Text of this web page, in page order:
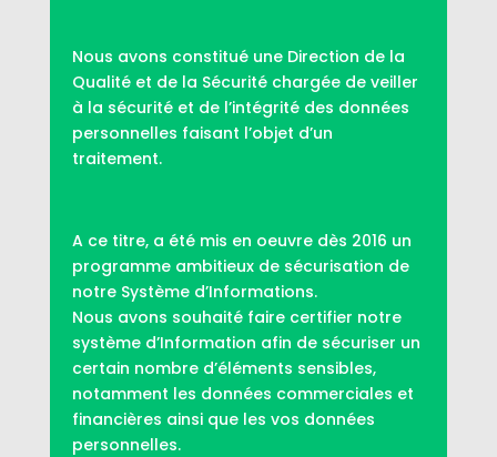
Nous avons constitué une Direction de la
Qualité et de la Sécurité chargée de veiller
à la sécurité et de l’intégrité des données
personnelles faisant l’objet d’un
traitement.
A ce titre, a été mis en oeuvre dès 2016 un
programme ambitieux de sécurisation de
notre Système d’Informations.
Nous avons souhaité faire certifier notre
système d’Information afin de sécuriser un
certain nombre d’éléments sensibles,
notamment les données commerciales et
financières ainsi que les vos données
personnelles.